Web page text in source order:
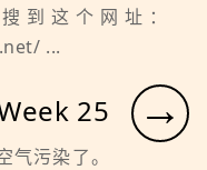
到这个网址：
...
→
25
污染了。